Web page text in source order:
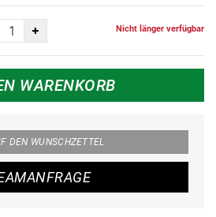
Nicht länger verfügbar
WARENKORB
DEN WUNSCHZETTEL